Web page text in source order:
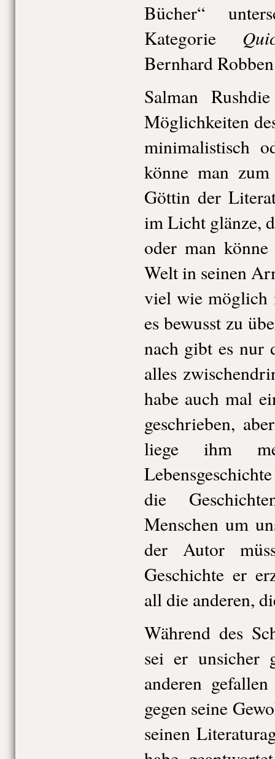
Bücher“
Kategorie
Bernhard
Salman
Möglichkeiten
minimalistisch
könne man
Göttin der
im Licht glänze,
oder man könne
Welt in seinen
viel wie möglich
es bewusst zu
nach gibt es nur
alles
habe auch mal
geschrieben,
liege ihm
die
Menschen um
der Autor
Geschichte er
all die anderen,
Während des
sei er unsicher
anderen
gegen seine
seinen